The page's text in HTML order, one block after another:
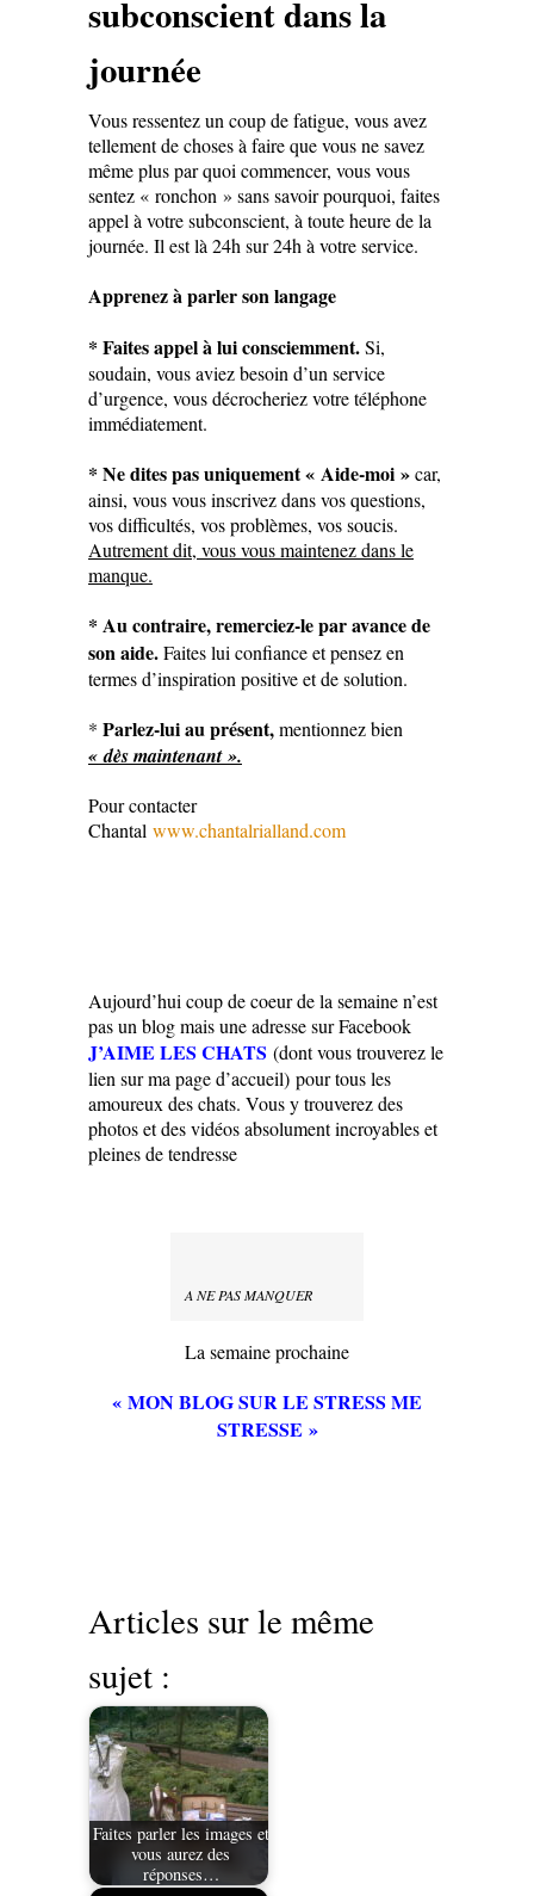
subconscient dans la
journée
Vous ressentez un coup de fatigue, vous avez
tellement de choses à faire que vous ne savez
même plus par quoi commencer, vous vous
sentez « ronchon » sans savoir pourquoi, faites
appel à votre subconscient, à toute heure de la
journée. Il est là 24h sur 24h à votre service.
Apprenez à parler son langage
* Faites appel à lui consciemment.Si,
soudain, vous aviez besoin d’un service
d’urgence, vous décrocheriez votre téléphone
immédiatement.
* Ne dites pas uniquement « Aide-moi »car,
ainsi, vous vous inscrivez dans vos questions,
vos difficultés, vos problèmes, vos soucis.
Autrement dit, vous vous maintenez dans le
manque.
* Au contraire, remerciez-le par avance de
son aide.Faites lui confiance et pensez en
termes d’inspiration positive et de solution.
* Parlez-lui au présent,mentionnez bien
« dès maintenant ».
Pour contacter
Chantal www.chantalrialland.com
Aujourd’hui coup de coeur de la semaine n’est
pas un blog mais une adresse sur Facebook
J’AIME LES CHATS (dont vous trouverez le
lien sur ma page d’accueil) pour tous les
amoureux des chats. Vous y trouverez des
photos et des vidéos absolument incroyables et
pleines de tendresse
A NE PAS MANQUER
La semaine prochaine
« MON BLOG SUR LE STRESS ME
STRESSE »
Articles sur le même
sujet :
Faites parler les images et
vous aurez des
réponses…